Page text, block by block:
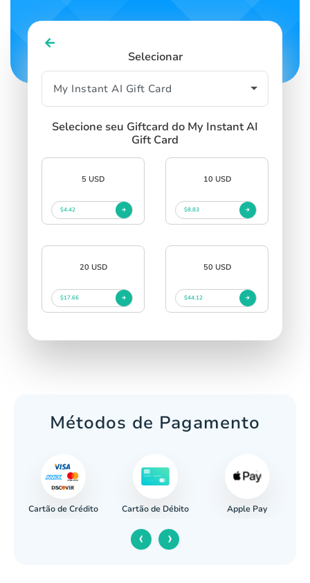
Selecionar
Selecione seu Giftcard do My Instant AI
Gift Card
5 USD
$4.42
10 USD
$8.83
20 USD
$17.66
50 USD
$44.12
Métodos de Pagamento
Cartão de Crédito Cartão de Débito Apple Pay
‹ ›